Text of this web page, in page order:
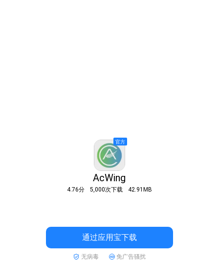
AcWing
4.76分 5,000次下载 42.91MB
通过应用宝下载
无病毒 免广告骚扰